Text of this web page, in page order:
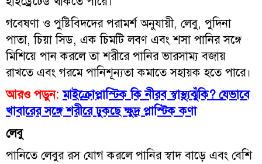
গবেষণা ও পুষ্টিবিদদের পরামর্শ অনুযায়ী, লেবু, পুদিনা
পাতা, চিয়া সিড, এক চিমটি লবণ এবং শসা পানির সঙ্গে
মিশিয়ে পান করলে তা শরীরে পানির ভারসাম্য বজায়
রাখতে এবং গরমে পানিশূন্যতা কমাতে সহায়ক হতে পারে।
আরও পড়ুন: মাইক্রোপ্লাস্টিক কি নীরব স্বাস্থ্যঝুঁকি? যেভাবে
খাবারের সঙ্গে শরীরে ঢুকছে ক্ষুদ্র প্লাস্টিক কণা
লেবু
পানিতে লেবুর রস যোগ করলে পানির স্বাদ বাড়ে এবং বেশি